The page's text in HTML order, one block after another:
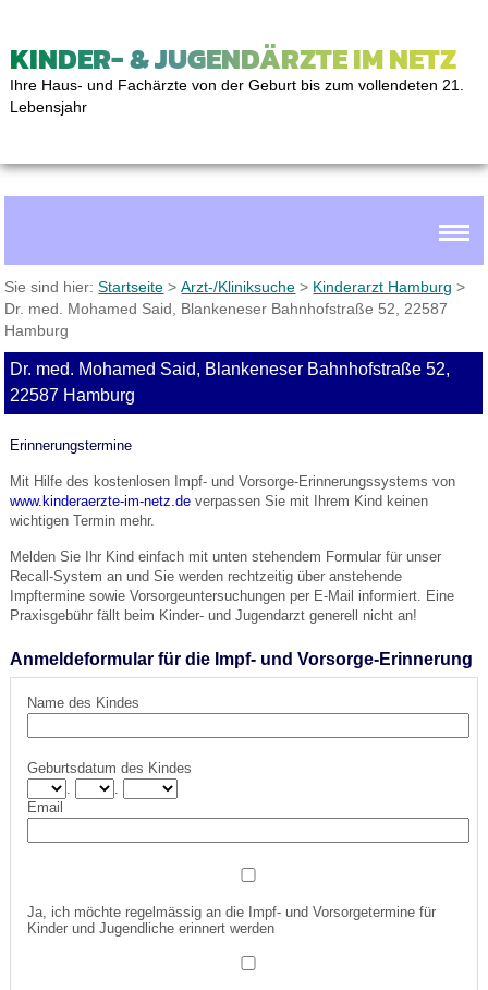
KINDER- & JUGENDÄRZTE IM NETZ
Ihre Haus- und Fachärzte von der Geburt bis zum vollendeten 21.
Lebensjahr
Sie sind hier:Startseite >Arzt-/Kliniksuche > Kinderarzt Hamburg >
Dr. med. Mohamed Said, Blankeneser Bahnhofstraße 52, 22587
Hamburg
Dr. med. Mohamed Said, Blankeneser Bahnhofstraße 52,
22587 Hamburg
Erinnerungstermine
Mit Hilfe des kostenlosen Impf- und Vorsorge-Erinnerungssystems von
www.kinderaerzte-im-netz.deverpassen Sie mit Ihrem Kind keinen
wichtigen Termin mehr.
Melden Sie Ihr Kind einfach mit unten stehendem Formular für unser
Recall-System an und Sie werden rechtzeitig über anstehende
Impftermine sowie Vorsorgeuntersuchungen per E-Mail informiert. Eine
Praxisgebühr fällt beim Kinder- und Jugendarzt generell nicht an!
Anmeldeformular für die Impf- und Vorsorge-Erinnerung
Name des Kindes
Geburtsdatum des Kindes
Email
Ja, ich möchte regelmässig an die Impf- und Vorsorgetermine für
Kinder und Jugendliche erinnert werden